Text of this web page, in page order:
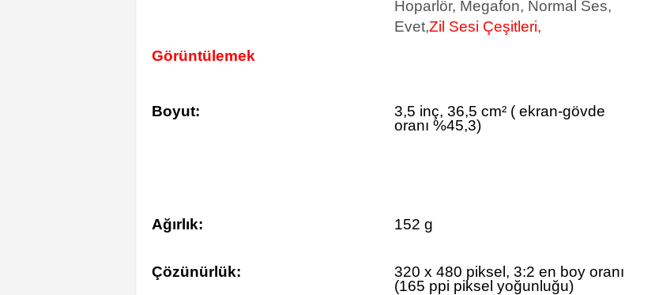
Hoparlör, Megafon, Normal Ses,
Evet,Zil Sesi Çeşitleri,
Görüntülemek
Boyut: 3,5 inç, 36,5 cm² ( ekran-gövde
oranı %45,3)
Ağırlık: 152 g
Çözünürlük:
320 x 480 piksel, 3:2 en boy oranı
(165 ppi piksel yoğunluğu)